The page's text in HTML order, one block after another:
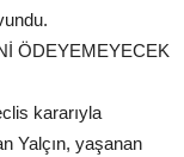
ÖDEYEMEYECEK
kararıyla
Yalçın, yaşanan